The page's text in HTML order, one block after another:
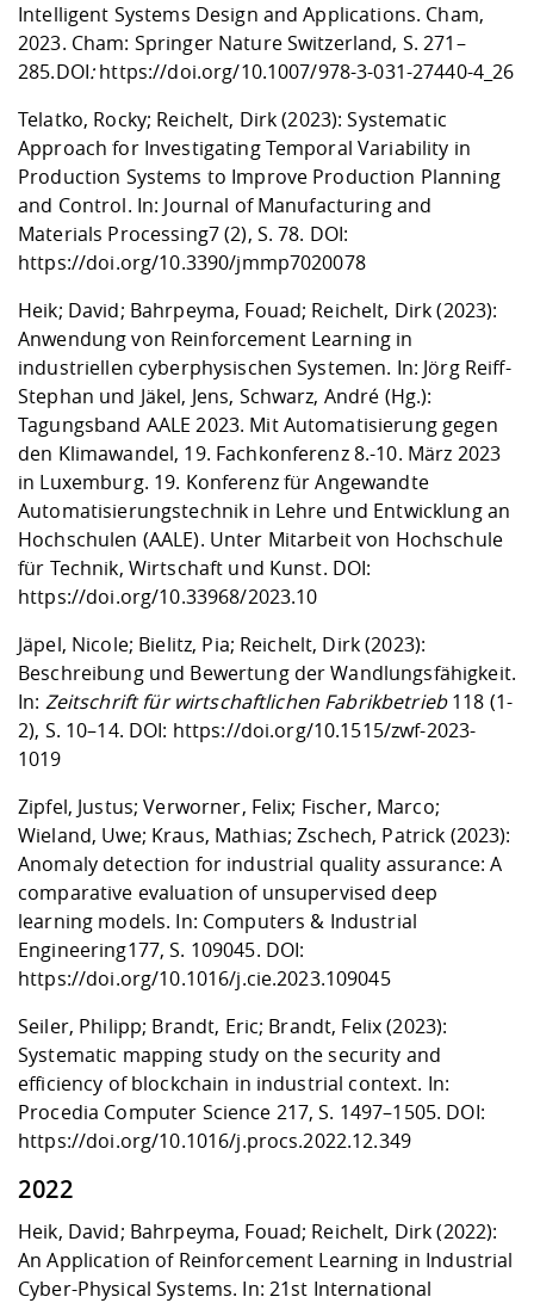
Intelligent Systems Design and Applications. Cham,
2023. Cham: Springer Nature Switzerland, S. 271–
285.DOI:https://doi.org/10.1007/978-3-031-27440-4_26
Telatko, Rocky; Reichelt, Dirk (2023): Systematic
Approach for Investigating Temporal Variability in
Production Systems to Improve Production Planning
and Control. In: Journal of Manufacturing and
Materials Processing7 (2), S. 78. DOI:
https://doi.org/10.3390/jmmp7020078
Heik; David; Bahrpeyma, Fouad; Reichelt, Dirk (2023):
Anwendung von Reinforcement Learning in
industriellen cyberphysischen Systemen. In: Jörg Reiff-
Stephan und Jäkel, Jens, Schwarz, André (Hg.):
Tagungsband AALE 2023. Mit Automatisierung gegen
den Klimawandel, 19. Fachkonferenz 8.-10. März 2023
in Luxemburg. 19. Konferenz für Angewandte
Automatisierungstechnik in Lehre und Entwicklung an
Hochschulen (AALE). Unter Mitarbeit von Hochschule
für Technik, Wirtschaft und Kunst. DOI:
https://doi.org/10.33968/2023.10
Jäpel, Nicole; Bielitz, Pia; Reichelt, Dirk (2023):
Beschreibung und Bewertung der Wandlungsfähigkeit.
In: Zeitschrift für wirtschaftlichen Fabrikbetrieb118 (1-
2), S. 10–14. DOI: https://doi.org/10.1515/zwf-2023-
1019
Zipfel, Justus; Verworner, Felix; Fischer, Marco;
Wieland, Uwe; Kraus, Mathias; Zschech, Patrick (2023):
Anomaly detection for industrial quality assurance: A
comparative evaluation of unsupervised deep
learning models. In: Computers & Industrial
Engineering177, S. 109045. DOI:
https://doi.org/10.1016/j.cie.2023.109045
Seiler, Philipp; Brandt, Eric; Brandt, Felix (2023):
Systematic mapping study on the security and
efficiency of blockchain in industrial context. In:
Procedia Computer Science 217, S. 1497–1505. DOI:
https://doi.org/10.1016/j.procs.2022.12.349
2022
Heik, David; Bahrpeyma, Fouad; Reichelt, Dirk (2022):
An Application of Reinforcement Learning in Industrial
Cyber-Physical Systems. In: 21st International